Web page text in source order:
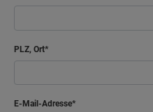
PLZ, Ort
E-Mail-Adresse